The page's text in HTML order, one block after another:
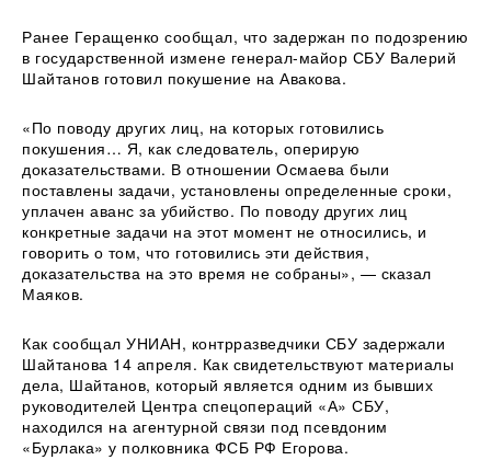
Ранее Геращенко сообщал, что задержан по подозрению
в государственной измене генерал-майор СБУ Валерий
Шайтанов готовил покушение на Авакова.
«По поводу других лиц, на которых готовились
покушения… Я, как следователь, оперирую
доказательствами. В отношении Осмаева были
поставлены задачи, установлены определенные сроки,
уплачен аванс за убийство. По поводу других лиц
конкретные задачи на этот момент не относились, и
говорить о том, что готовились эти действия,
доказательства на это время не собраны», — сказал
Маяков.
Как сообщал УНИАН, контрразведчики СБУ задержали
Шайтанова 14 апреля. Как свидетельствуют материалы
дела, Шайтанов, который является одним из бывших
руководителей Центра спецопераций «А» СБУ,
находился на агентурной связи под псевдоним
«Бурлака» у полковника ФСБ РФ Егорова.